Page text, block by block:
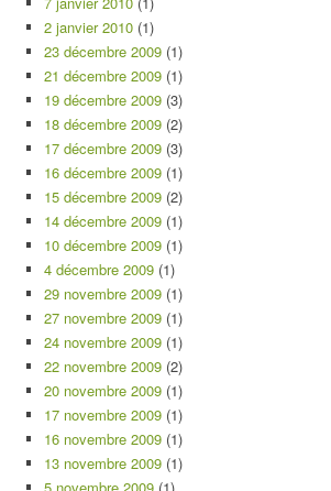
2 janvier 2010 (1)
23 décembre 2009 (1)
21 décembre 2009 (1)
19 décembre 2009 (3)
18 décembre 2009 (2)
17 décembre 2009 (3)
16 décembre 2009 (1)
15 décembre 2009 (2)
14 décembre 2009 (1)
10 décembre 2009 (1)
4 décembre 2009 (1)
29 novembre 2009 (1)
27 novembre 2009 (1)
24 novembre 2009 (1)
22 novembre 2009 (2)
20 novembre 2009 (1)
17 novembre 2009 (1)
16 novembre 2009 (1)
13 novembre 2009 (1)